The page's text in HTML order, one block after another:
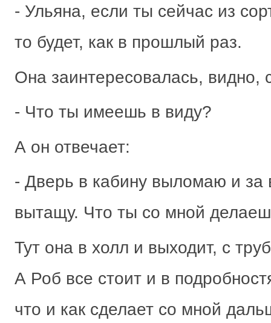
- Ульяна, если ты сейчас из
то будет, как в прошлый раз.
Она заинтересовалась, видно,
- Что ты имеешь в виду?
А он отвечает:
- Дверь в кабину выломаю и за
вытащу. Что ты со мной
Тут она в холл и выходит, с
А Роб все стоит и в
что и как сделает со мной